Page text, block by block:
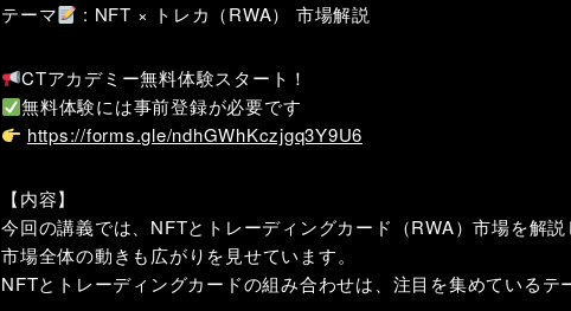
テーマ
: NFT × トレカ（RWA） 市場解説
CTアカデミー無料体験スタート！
無料体験には事前登録が必要です
https://forms.gle/ndhGWhKczjgq3Y9U6
【内容】
今回の講義では、NFTとトレーディングカード（RWA）市場を解説
市場全体の動きも広がりを見せています。
NFTとトレーディングカードの組み合わせは、注目を集めているテ